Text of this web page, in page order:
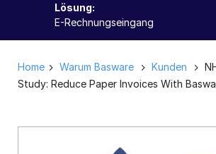
Lösung:
E-Rechnungseingang
Home Warum Basware Kunden
Study: Reduce Paper Invoices With